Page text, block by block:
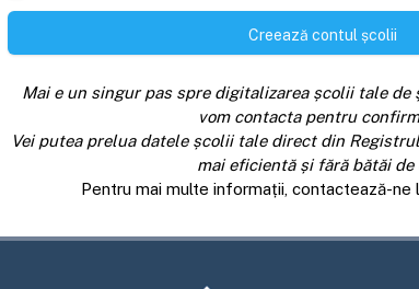
Creează contul școlii
Mai e un singur pas spre digitalizarea școlii tale de
vom contacta pentru
Vei putea prelua datele școlii tale direct din
mai eficientă și fără bătăi de
Pentru mai multe informații, contactează-ne